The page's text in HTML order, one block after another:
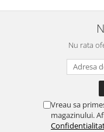
Nu rata
Vreau sa
magazinului.